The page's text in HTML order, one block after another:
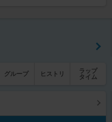
グループ ヒストリ
ラップ
タイム